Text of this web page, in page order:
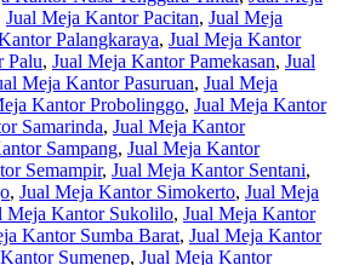
Jual Meja Kantor Pacitan, Jual Meja
Palangkaraya, Jual Meja Kantor
Palu, Jual Meja Kantor Pamekasan, Jual
Meja Kantor Pasuruan, Jual Meja
Kantor Probolinggo, Jual Meja Kantor
Samarinda, Jual Meja Kantor
Sampang, Jual Meja Kantor
Semampir, Jual Meja Kantor Sentani,
, Jual Meja Kantor Simokerto, Jual Meja
Meja Kantor Sukolilo, Jual Meja Kantor
Kantor Sumba Barat, Jual Meja Kantor
Sumenep, Jual Meja Kantor